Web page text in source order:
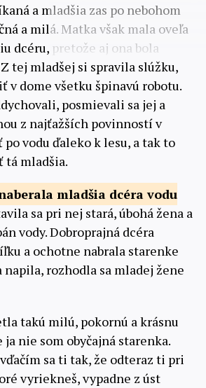
a mladšia zas po nebohom
a milá. Matka však mala oveľa
dcéru, pretože aj ona bola
tej mladšej si spravila slúžku,
v dome všetku špinavú robotu.
posmievali sa jej a
z najťažších povinností v
vodu ďaleko k lesu, a tak to
tá mladšia.
mladšia dcéra vodu
sa pri nej stará, úbohá žena a
vody. Dobroprajná dcéra
a ochotne nabrala starenke
napila, rozhodla sa mladej žene
takú milú, pokornú a krásnu
ja nie som obyčajná starenka.
sa ti tak, že odteraz ti pri
vyriekneš, vypadne z úst